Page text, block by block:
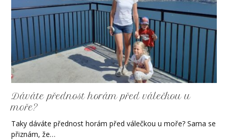
Dáváte přednost horám před válečkou u
moře?
Taky dáváte přednost horám před válečkou u moře? Sama se
přiznám, že…